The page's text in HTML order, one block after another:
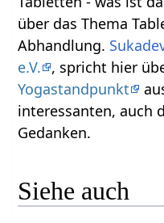
über das Thema Tabletten‏‎ in
Abhandlung.
e.V.
Yogastandpunkt
interessanten, auch
Gedanken.
Siehe auch